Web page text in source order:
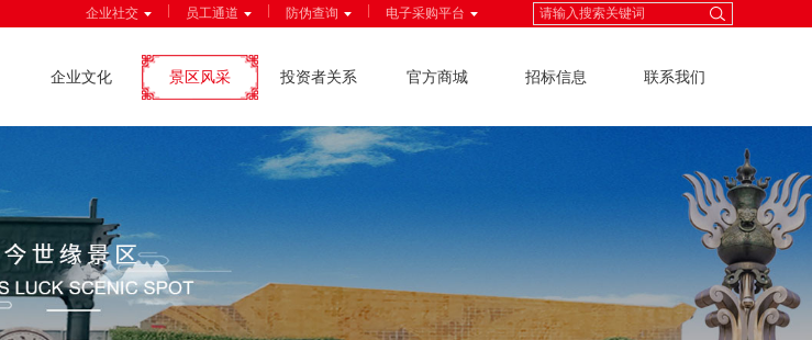
企业社交 员工通道 防伪查询 电子采购平台
企业文化 景区风采 投资者关系 官方商城 招标信息 联系我们